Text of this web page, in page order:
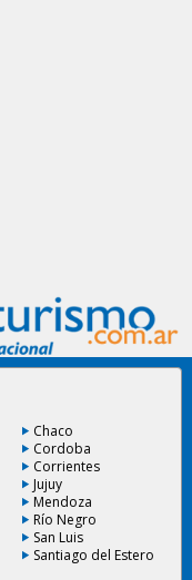
Chaco
Cordoba
Corrientes
Jujuy
Mendoza
Río Negro
San Luis
Santiago del Estero